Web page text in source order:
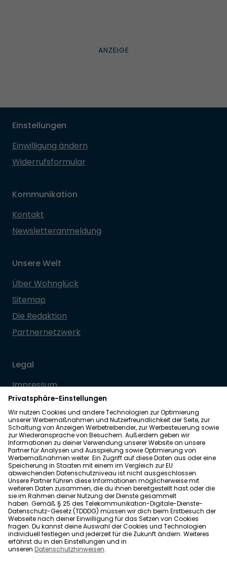
Einstellungen
Einwilligung ändern
Widerrufsformular
Kommunikation
Kontakt
Newsletteranmeldung
Unsere Welt
Über Wohnglück
Sitemap
Die Redaktion
Partnernetzwerk
Legal
Impressum
Datenschutz
Allgemeine Geschäftsbedingungen
Barrierefreiheit
Wohnglück folgen